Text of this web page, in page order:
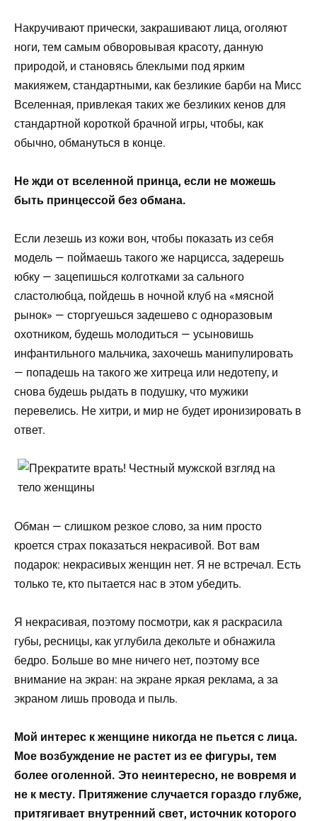
Накручивают прически, закрашивают лица, оголяют
ноги, тем самым обворовывая красоту, данную
природой, и становясь блеклыми под ярким
макияжем, стандартными, как безликие барби на Мисс
Вселенная, привлекая таких же безликих кенов для
стандартной короткой брачной игры, чтобы, как
обычно, обмануться в конце.
Не жди от вселенной принца, если не можешь
быть принцессой без обмана.
Если лезешь из кожи вон, чтобы показать из себя
модель — поймаешь такого же нарцисса, задерешь
юбку — зацепишься колготками за сального
сластолюбца, пойдешь в ночной клуб на «мясной
рынок» — сторгуешься задешево с одноразовым
охотником, будешь молодиться — усыновишь
инфантильного мальчика, захочешь манипулировать
— попадешь на такого же хитреца или недотепу, и
снова будешь рыдать в подушку, что мужики
перевелись. Не хитри, и мир не будет иронизировать в
ответ.
Обман — слишком резкое слово, за ним просто
кроется страх показаться некрасивой. Вот вам
подарок: некрасивых женщин нет. Я не встречал. Есть
только те, кто пытается нас в этом убедить.
Я некрасивая, поэтому посмотри, как я раскрасила
губы, ресницы, как углубила декольте и обнажила
бедро. Больше во мне ничего нет, поэтому все
внимание на экран: на экране яркая реклама, а за
экраном лишь провода и пыль.
Мой интерес к женщине никогда не пьется с лица.
Мое возбуждение не растет из ее фигуры, тем
более оголенной. Это неинтересно, не вовремя и
не к месту. Притяжение случается гораздо глубже,
притягивает внутренний свет, источник которого